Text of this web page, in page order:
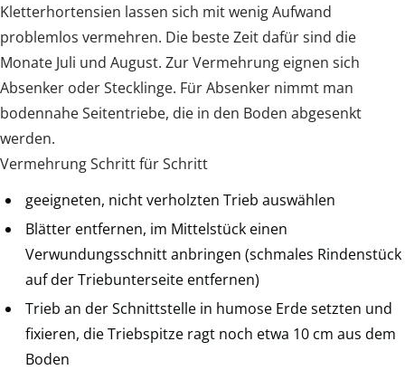
Kletterhortensien lassen sich mit wenig Aufwand
problemlos vermehren. Die beste Zeit dafür sind die
Monate Juli und August. Zur Vermehrung eignen sich
Absenker oder Stecklinge. Für Absenker nimmt man
bodennahe Seitentriebe, die in den Boden abgesenkt
werden.
Vermehrung Schritt für Schritt
geeigneten, nicht verholzten Trieb auswählen
Blätter entfernen, im Mittelstück einen
Verwundungsschnitt anbringen (schmales Rindenstück
auf der Triebunterseite entfernen)
Trieb an der Schnittstelle in humose Erde setzten und
fixieren, die Triebspitze ragt noch etwa 10 cm aus dem
Boden